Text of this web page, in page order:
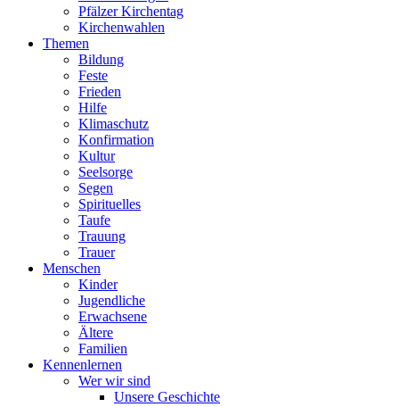
Pfälzer Kirchentag
Kirchenwahlen
Themen
Bildung
Feste
Frieden
Hilfe
Klimaschutz
Konfirmation
Kultur
Seelsorge
Segen
Spirituelles
Taufe
Trauung
Trauer
Menschen
Kinder
Jugendliche
Erwachsene
Ältere
Familien
Kennenlernen
Wer wir sind
Unsere Geschichte